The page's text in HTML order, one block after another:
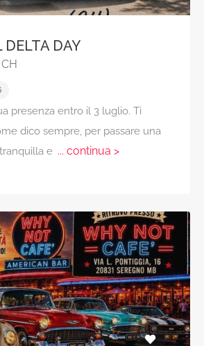
DELTA DAY
presenza entro il 3 luglio. Ti
dico sempre, per passare una
e... continua >